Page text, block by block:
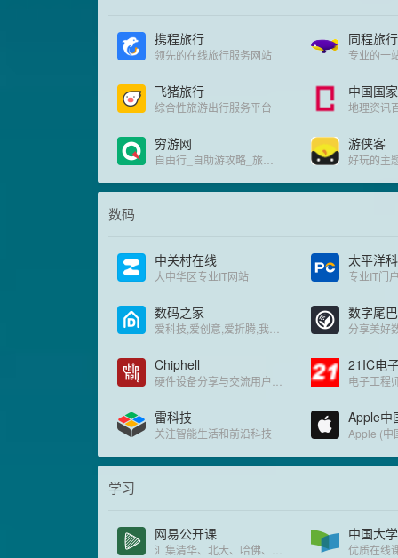
携程旅行
领先的在线旅行服务网站
同程旅行
专业的一
飞猪旅行
综合性旅游出行服务平台
中国国
穷游网 游侠客
好玩的主
数码
中关村在线
大中华区专业IT网站
太平洋
专业IT门
数码之家 数字尾巴
分享美好
Chiphell 21IC电
电子工程
雷科技
关注智能生活和前沿科技
Apple中
Apple (中
学习
网易公开课 中国大
优质在线